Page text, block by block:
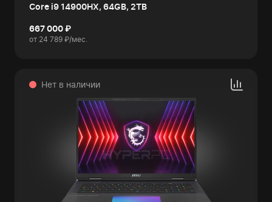
Core i9 14900HX, 64GB, 2TB
667 000 ₽
от 24 789 ₽/мес.
Нет в наличии